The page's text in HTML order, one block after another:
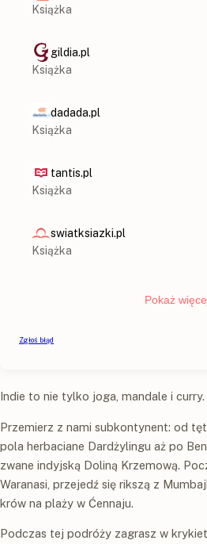
Indie to nie tylko joga, mandale i curry.
Przemierz z nami subkontynent: od
pola herbaciane Dardżylingu aż po
zwane indyjską Doliną Krzemową.
Waranasi, przejedź się rikszą z
krów na plaży w Ćennaju.
Podczas tej podróży zagrasz w